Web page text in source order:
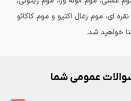
ای، موم زغال اکتیو و موم کاکائو
خواهید شد.
عمومی شما